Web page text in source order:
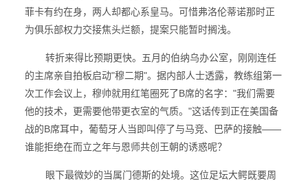
菲卡有约在身，两人却都心系皇马。可惜弗洛伦蒂诺那时正
为俱乐部权力交接焦头烂额，提案只能暂时搁浅。
转折来得比预期更快。五月的伯纳乌办公室，刚刚连任
的主席亲自拍板启动"穆二期"。据内部人士透露，教练组第一
次工作会议上，穆帅就用红笔圈死了B席的名字："我们需要
他的技术，更需要他带更衣室的气质。"这话传到正在美国备
战的B席耳中，葡萄牙人当即叫停了与马竞、巴萨的接触——
谁能拒绝在而立之年与恩师共创王朝的诱惑呢？
眼下最微妙的当属门德斯的处境。这位足坛大鳄既要周